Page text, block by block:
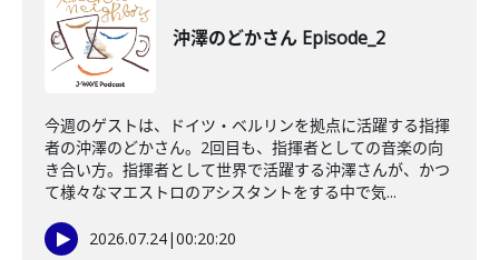
沖澤のどかさん Episode_2
今週のゲストは、ドイツ・ベルリンを拠点に活躍する指揮
者の沖澤のどかさん。2回目も、指揮者としての音楽の向
き合い方。指揮者として世界で活躍する沖澤さんが、かつ
て様々なマエストロのアシスタントをする中で気...
2026.07.24|00:20:20